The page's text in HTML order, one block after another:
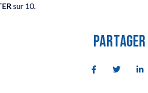
sur 10.
PARTAGER